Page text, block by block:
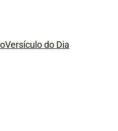
Versículo do Dia